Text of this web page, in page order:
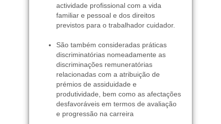
actividade profissional com a vida
familiar e pessoal e dos direitos
previstos para o trabalhador cuidador.
São também consideradas práticas
discriminatórias nomeadamente as
discriminações remuneratórias
relacionadas com a atribuição de
prémios de assiduidade e
produtividade, bem como as afectações
desfavoráveis em termos de avaliação
e progressão na carreira